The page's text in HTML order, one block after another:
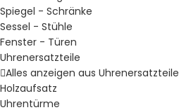
Spiegel - Schränke
Sessel - Stühle
Fenster - Türen
Uhrenersatzteile
Alles anzeigen aus Uhrenersatzteile
Holzaufsatz
Uhrentürme